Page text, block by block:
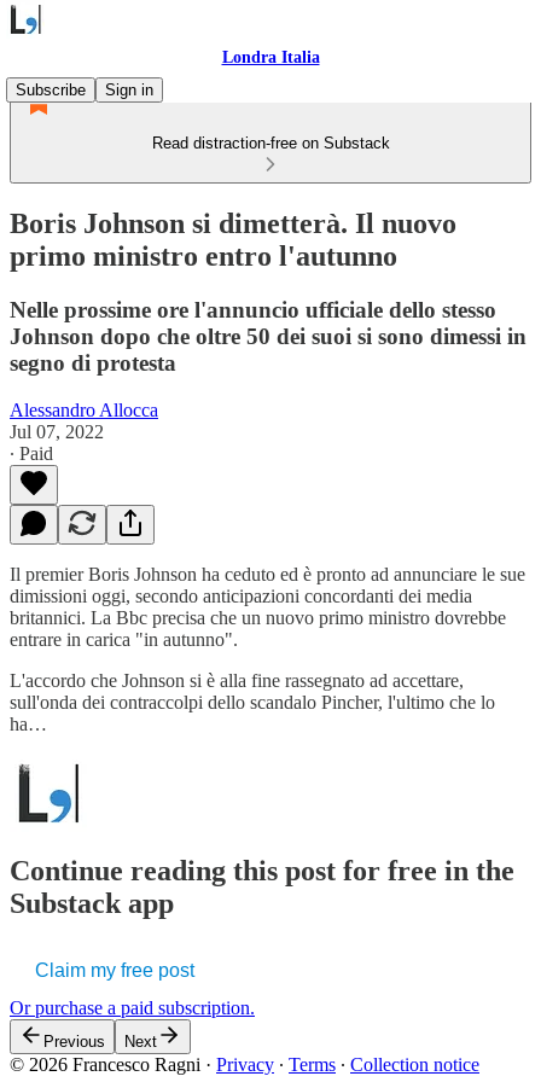
Londra Italia
Subscribe
Sign in
Read distraction-free on Substack
Boris Johnson si dimetterà. Il nuovo
primo ministro entro l'autunno
Nelle prossime ore l'annuncio ufficiale dello stesso
Johnson dopo che oltre 50 dei suoi si sono dimessi in
segno di protesta
Alessandro Allocca
Jul 07, 2022
∙ Paid
Il premier Boris Johnson ha ceduto ed è pronto ad annunciare le sue
dimissioni oggi, secondo anticipazioni concordanti dei media
britannici. La Bbc precisa che un nuovo primo ministro dovrebbe
entrare in carica "in autunno".
L'accordo che Johnson si è alla fine rassegnato ad accettare,
sull'onda dei contraccolpi dello scandalo Pincher, l'ultimo che lo
ha…
Continue reading this post for free in the
Substack app
Claim my free post
Or purchase a paid subscription.
Previous Next
© 2026 Francesco Ragni · Privacy ∙ Terms ∙ Collection notice